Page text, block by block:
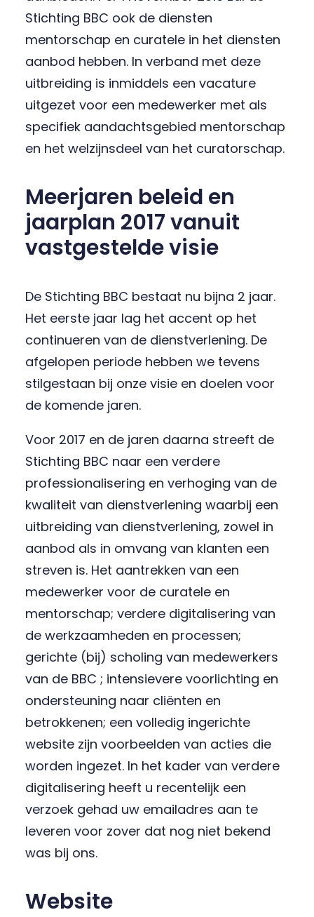
Stichting BBC ook de diensten
mentorschap en curatele in het diensten
aanbod hebben. In verband met deze
uitbreiding is inmiddels een vacature
uitgezet voor een medewerker met als
specifiek aandachtsgebied mentorschap
en het welzijnsdeel van het curatorschap.
Meerjaren beleid en
jaarplan 2017 vanuit
vastgestelde visie
De Stichting BBC bestaat nu bijna 2 jaar.
Het eerste jaar lag het accent op het
continueren van de dienstverlening. De
afgelopen periode hebben we tevens
stilgestaan bij onze visie en doelen voor
de komende jaren.
Voor 2017 en de jaren daarna streeft de
Stichting BBC naar een verdere
professionalisering en verhoging van de
kwaliteit van dienstverlening waarbij een
uitbreiding van dienstverlening, zowel in
aanbod als in omvang van klanten een
streven is. Het aantrekken van een
medewerker voor de curatele en
mentorschap; verdere digitalisering van
de werkzaamheden en processen;
gerichte (bij) scholing van medewerkers
van de BBC ; intensievere voorlichting en
ondersteuning naar cliënten en
betrokkenen; een volledig ingerichte
website zijn voorbeelden van acties die
worden ingezet. In het kader van verdere
digitalisering heeft u recentelijk een
verzoek gehad uw emailadres aan te
leveren voor zover dat nog niet bekend
was bij ons.
Website